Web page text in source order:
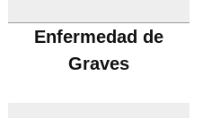
Enfermedad de
Graves